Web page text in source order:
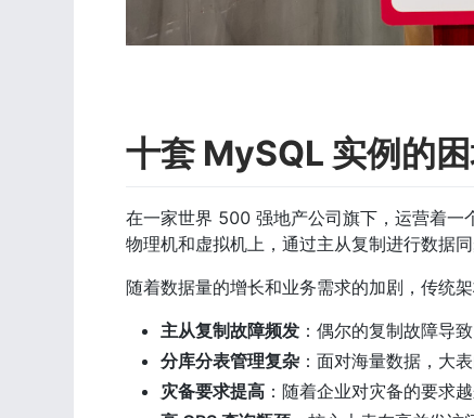
十套 MySQL 实例的
在一家世界 500 强地产公司旗下，运营着一
物理机和虚拟机上，通过主从复制进行数据
随着数据量的增长和业务需求的加剧，传统
主从复制故障频发 ：偶尔的复制故障导
分库分表管理复杂 ：面对海量数据，大
灾备要求提高 ：随着企业对灾备的要求